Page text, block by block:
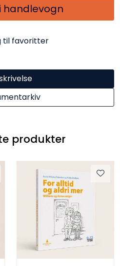
handlevogn
til favoritter
produkter